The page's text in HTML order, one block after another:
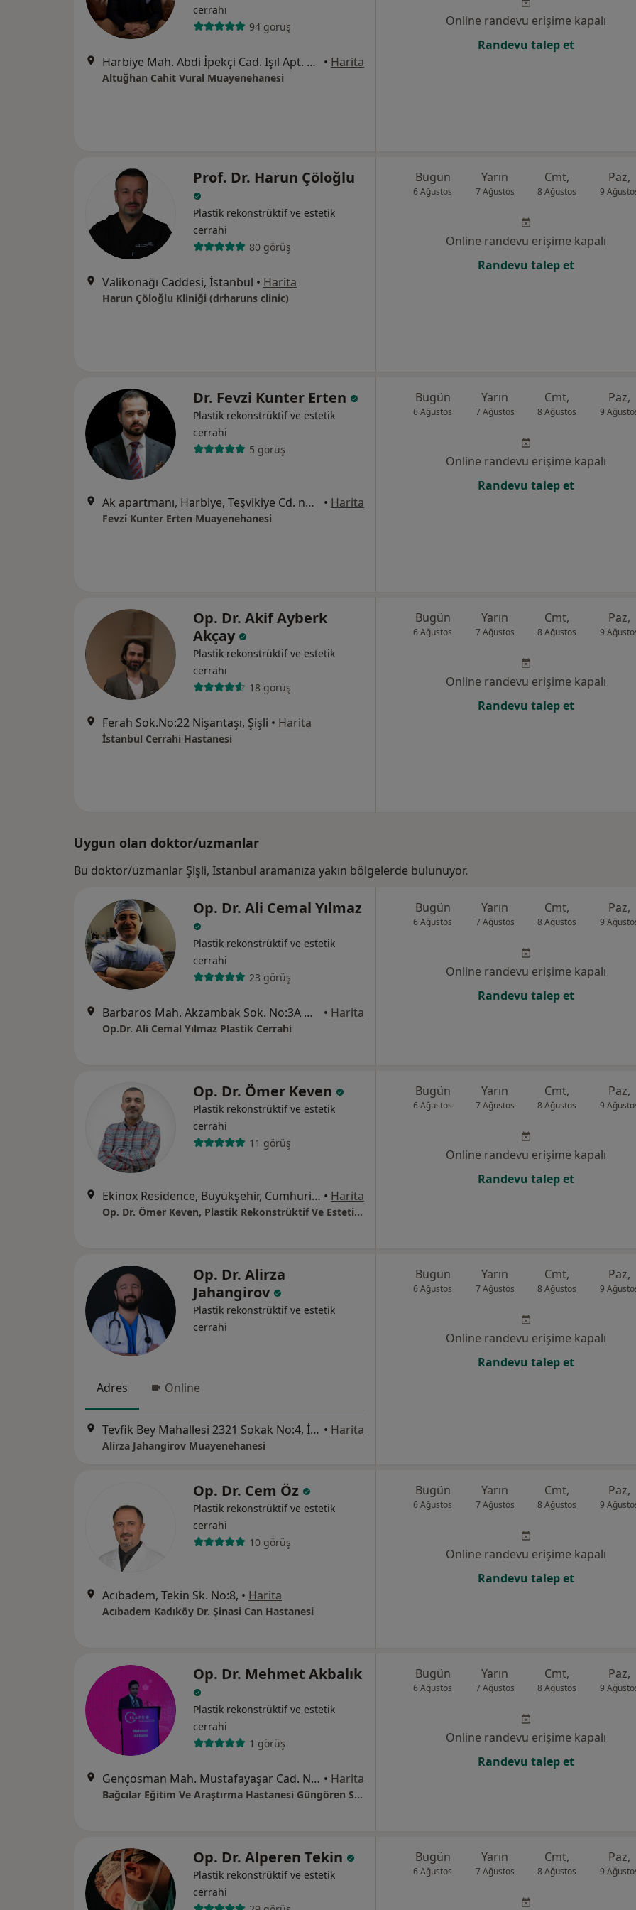
cerrahi
94 görüş
Harbiye Mah. Abdi İpekçi Cad. Işıl Apt. No: 3/3 Nişantaşı, İstanbul • Harita
Altuğhan Cahit Vural Muayenehanesi
Online randevu erişime kapalı
Randevu talep et
Prof. Dr. Harun Çöloğlu
Plastik rekonstrüktif ve estetik
cerrahi
80 görüş
Valikonağı Caddesi, İstanbul • Harita
Harun Çöloğlu Kliniği (drharuns clinic)
Bugün
6 Ağustos
Yarın
7 Ağustos
Cmt,
8 Ağustos
Paz,
9
Online randevu erişime kapalı
Randevu talep et
Dr. Fevzi Kunter Erten
Plastik rekonstrüktif ve estetik
cerrahi
5 görüş
Ak apartmanı, Harbiye, Teşvikiye Cd. no:61 iç kapı no:1, İstanbul • Harita
Fevzi Kunter Erten Muayenehanesi
Bugün
6 Ağustos
Yarın
7 Ağustos
Cmt,
8 Ağustos
Paz,
9
Online randevu erişime kapalı
Randevu talep et
Op. Dr. Akif Ayberk
Akçay
Plastik rekonstrüktif ve estetik
cerrahi
18 görüş
Ferah Sok.No:22 Nişantaşı, Şişli • Harita
İstanbul Cerrahi Hastanesi
Bugün
6 Ağustos
Yarın
7 Ağustos
Cmt,
8 Ağustos
Paz,
9
Online randevu erişime kapalı
Randevu talep et
Uygun olan doktor/uzmanlar
Bu doktor/uzmanlar Şişli, Istanbul aramanıza yakın bölgelerde bulunuyor.
Op. Dr. Ali Cemal Yılmaz
Plastik rekonstrüktif ve estetik
cerrahi
23 görüş
Barbaros Mah. Akzambak Sok. No:3A Uphıll Towers B Kule Daire: 141, İstanbul • Harita
Op.Dr. Ali Cemal Yılmaz Plastik Cerrahi
Bugün
6 Ağustos
Yarın
7 Ağustos
Cmt,
8 Ağustos
Paz,
9
Online randevu erişime kapalı
Randevu talep et
Op. Dr. Ömer Keven
Plastik rekonstrüktif ve estetik
cerrahi
11 görüş
Ekinox Residence, Büyükşehir, Cumhuriyet Cd. E-2 kat Kat 2 Daire 1,, İstanbul • Harita
Op. Dr. Ömer Keven, Plastik Rekonstrüktif Ve Estetik Cerrahi
Bugün
6 Ağustos
Yarın
7 Ağustos
Cmt,
8 Ağustos
Paz,
9
Online randevu erişime kapalı
Randevu talep et
Op. Dr. Alirza
Jahangirov
Plastik rekonstrüktif ve estetik
cerrahi
Adres Online
Tevfik Bey Mahallesi 2321 Sokak No:4, İstanbul • Harita
Alirza Jahangirov Muayenehanesi
Bugün
6 Ağustos
Yarın
7 Ağustos
Cmt,
8 Ağustos
Paz,
9
Online randevu erişime kapalı
Randevu talep et
Op. Dr. Cem Öz
Plastik rekonstrüktif ve estetik
cerrahi
10 görüş
Acıbadem, Tekin Sk. No:8, • Harita
Acıbadem Kadıköy Dr. Şinasi Can Hastanesi
Bugün
6 Ağustos
Yarın
7 Ağustos
Cmt,
8 Ağustos
Paz,
9
Online randevu erişime kapalı
Randevu talep et
Op. Dr. Mehmet Akbalık
Plastik rekonstrüktif ve estetik
cerrahi
1 görüş
Gençosman Mah. Mustafayaşar Cad. No:7 Bağcılar E.A.Has.Bağlı, İstanbul • Harita
Bağcılar Eğitim Ve Araştırma Hastanesi Güngören Semt Polikliniği
Bugün
6 Ağustos
Yarın
7 Ağustos
Cmt,
8 Ağustos
Paz,
9
Online randevu erişime kapalı
Randevu talep et
Op. Dr. Alperen Tekin
Plastik rekonstrüktif ve estetik
cerrahi
Bugün
6 Ağustos
Yarın
7 Ağustos
Cmt,
8 Ağustos
Paz,
9